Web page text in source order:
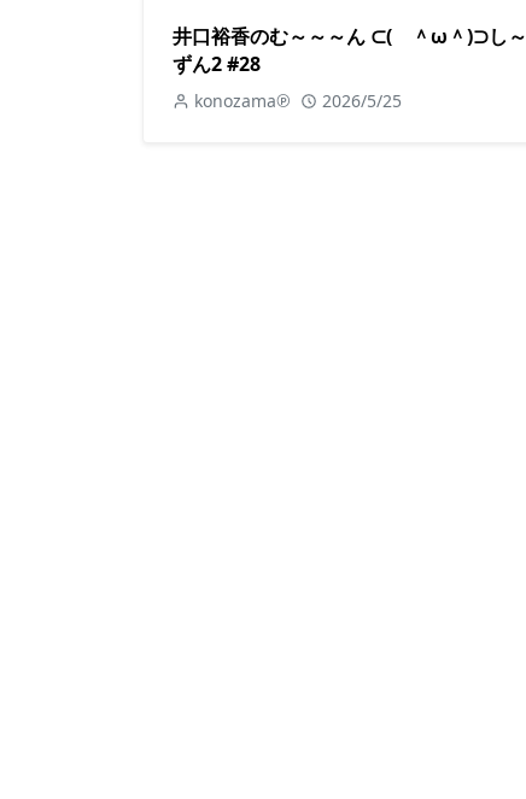
井口裕香のむ～～～ん ⊂( ＾ω＾)⊃し～
ずん2 #28
konozama℗ 2026/5/25